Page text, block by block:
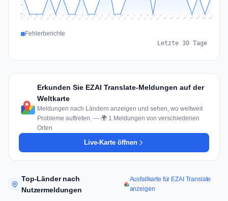
1
Jul 10 Jul 11 Jul 12 Jul 13 Jul 14 Jul 15 Jul 16 Jul 17 Jul 18 Jul 19 Jul 20 Jul 21 Jul 22 Jul 23 Jul 24 Jul 25 Jul 26 Jul 27 Jul 28 Jul 29 Jul 30 Jul 31 Aug 1 Aug 2 Aug 3 Aug 4 Aug 5 Aug 6 Aug 7 Aug 8
Fehlerberichte
Letzte 30 Tage
Erkunden Sie EZAI Translate-Meldungen auf der
Weltkarte
Meldungen nach Ländern anzeigen und sehen, wo weltweit
Probleme auftreten. — 🌍 1 Meldungen von verschiedenen
Orten
Live-Karte öffnen
Top-Länder nach
Nutzermeldungen
Ausfallkarte für EZAI Translate
anzeigen